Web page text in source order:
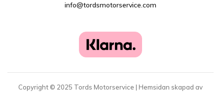
info@tordsmotorservice.com
Copyright © 2025 Tords Motorservice | Hemsidan skapad av